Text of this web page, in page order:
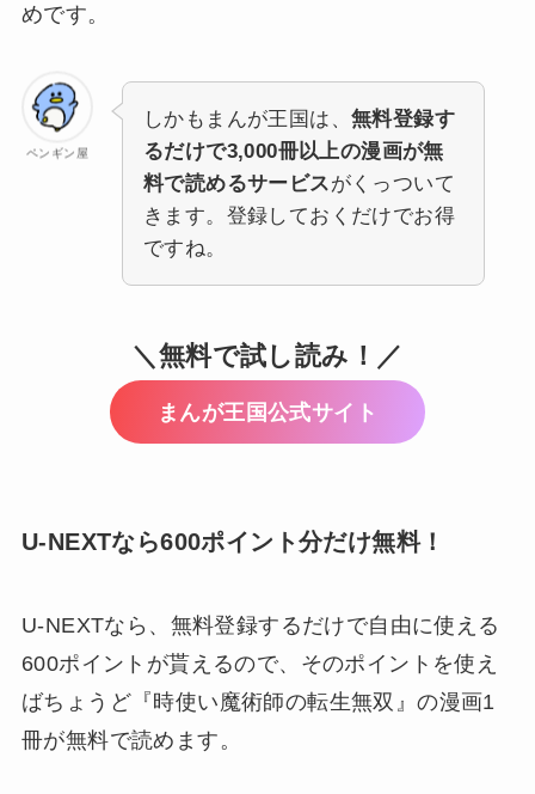
めです。
ペンギン屋
しかもまんが王国は、 無料登録す
るだけで3,000冊以上の漫画が無
料で読めるサービスがくっついて
きます。登録しておくだけでお得
ですね。
＼無料で試し読み！／
まんが王国公式サイト
U-NEXTなら600ポイント分だけ無料！
U-NEXTなら、無料登録するだけで自由に使える
600ポイントが貰えるので、そのポイントを使え
ばちょうど『時使い魔術師の転生無双』の漫画1
冊が無料で読めます。